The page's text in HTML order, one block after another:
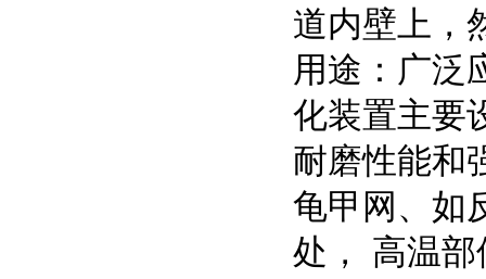
道内壁上，
用途：广泛
化装置主要
耐磨性能和
龟甲网、如
处，